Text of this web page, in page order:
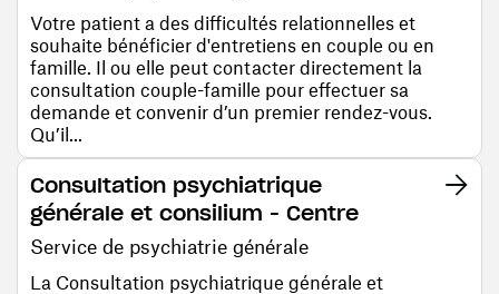
Votre patient a des difficultés relationnelles et
souhaite bénéficier d'entretiens en couple ou en
famille. Il ou elle peut contacter directement la
consultation couple-famille pour effectuer sa
demande et convenir d’un premier rendez-vous.
Qu’il...
Consultation psychiatrique
générale et consilium - Centre
Service de psychiatrie générale
La Consultation psychiatrique générale et